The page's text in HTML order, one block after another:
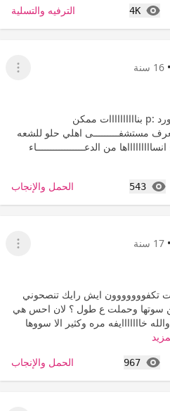
4K
المشاهدات الترفيه والتسلية
• 16 سنة
عرض
الســـــــــــــــــلام عليكم صباح الورد :p بناااااااااات ممكن
تعرف مستشفـــــــــى اهلي حلو للشعه
من الدعـــــــــــــــــاء
543
المشاهدات الحمل والإنجاب
• 17 سنة
عرض
تكفووووووون ايش رايك تنصحوني
سوتها وحملت ع طول ؟ لان احس هي
خااااااايفه مره وكثير الا سووها
967
المشاهدات الحمل والإنجاب